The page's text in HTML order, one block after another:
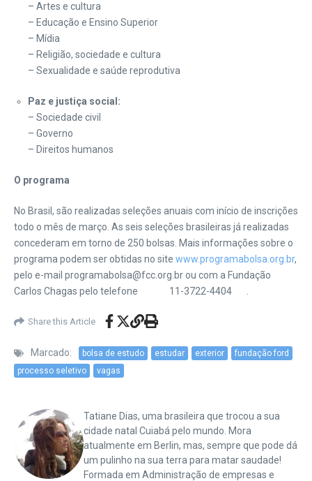
– Artes e cultura
– Educação e Ensino Superior
– Mídia
– Religião, sociedade e cultura
– Sexualidade e saúde reprodutiva
Paz e justiça social:
– Sociedade civil
– Governo
– Direitos humanos
O programa
No Brasil, são realizadas seleções anuais com início de inscrições
todo o mês de março. As seis seleções brasileiras já realizadas
concederam em torno de 250 bolsas. Mais informações sobre o
programa podem ser obtidas no site www.programabolsa.org.br,
pelo e-mail programabolsa@fcc.org.br ou com a Fundação
Carlos Chagas pelo telefone 11-3722-4404 .
Share this Article
Marcado: bolsa de estudo estudar exterior
fundação ford
processo seletivo
vagas
Tatiane Dias, uma brasileira que trocou a sua
cidade natal Cuiabá pelo mundo. Mora
atualmente em Berlin, mas, sempre que pode dá
um pulinho na sua terra para matar saudade!
Formada em Administração de empresas e